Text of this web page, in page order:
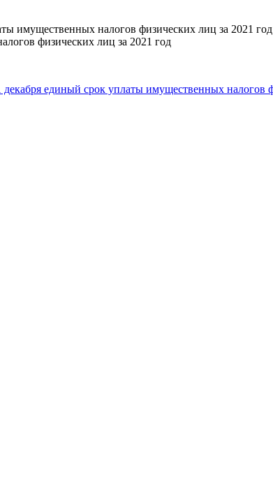
имущественных налогов физических лиц за 2021 год
физических лиц за 2021 год